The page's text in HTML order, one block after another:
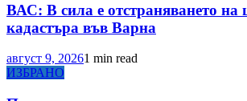
ВАС: В сила е отстраняването на
кадастъра във Варна
август 9, 20261 min read
ИЗБРАНО